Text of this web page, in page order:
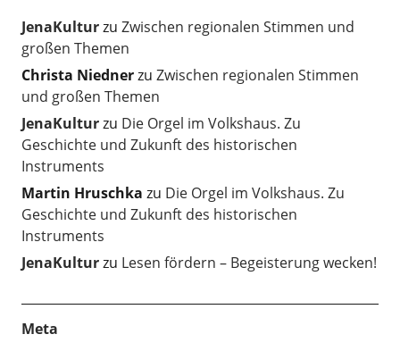
JenaKulturzu Zwischen regionalen Stimmen und
großen Themen
Christa Niednerzu Zwischen regionalen Stimmen
und großen Themen
JenaKulturzu Die Orgel im Volkshaus. Zu
Geschichte und Zukunft des historischen
Instruments
Martin Hruschka zu Die Orgel im Volkshaus. Zu
Geschichte und Zukunft des historischen
Instruments
JenaKulturzu Lesen fördern – Begeisterung wecken!
Meta